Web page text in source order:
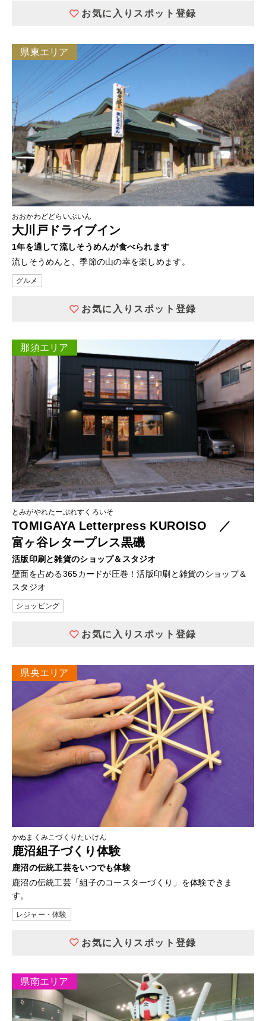
お気に入りスポット登録
県東エリア
おおかわどどらいぶいん
大川戸ドライブイン
1年を通して流しそうめんが食べられます
流しそうめんと、季節の山の幸を楽しめます。
グルメ
お気に入りスポット登録
那須エリア
とみがやれたーぷれすくろいそ
TOMIGAYA Letterpress KUROISO ／
富ヶ谷レタープレス黒磯
活版印刷と雑貨のショップ＆スタジオ
壁面を占める365カードが圧巻！活版印刷と雑貨のショップ＆
スタジオ
ショッピング
お気に入りスポット登録
県央エリア
かぬまくみこづくりたいけん
鹿沼組子づくり体験
鹿沼の伝統工芸をいつでも体験
鹿沼の伝統工芸「組子のコースターづくり」を体験できま
す。
レジャー・体験
お気に入りスポット登録
県南エリア